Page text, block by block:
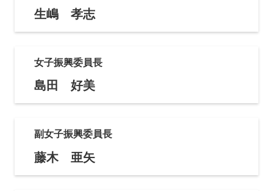
生嶋 孝志
女子振興委員長
島田 好美
副女子振興委員長
藤木 亜矢